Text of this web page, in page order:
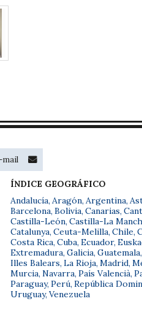
ÍNDICE GEOGRÁFICO
Andalucía, Aragón, Argentina,
Barcelona, Bolivia, Canarias,
Castilla-León, Castilla-La
Catalunya, Ceuta-Melilla, Chile,
Costa Rica, Cuba, Ecuador,
Extremadura, Galicia, Guatemala,
Illes Balears, La Rioja, Madrid,
Murcia, Navarra, País Valencià,
Paraguay, Perú, República
Uruguay, Venezuela